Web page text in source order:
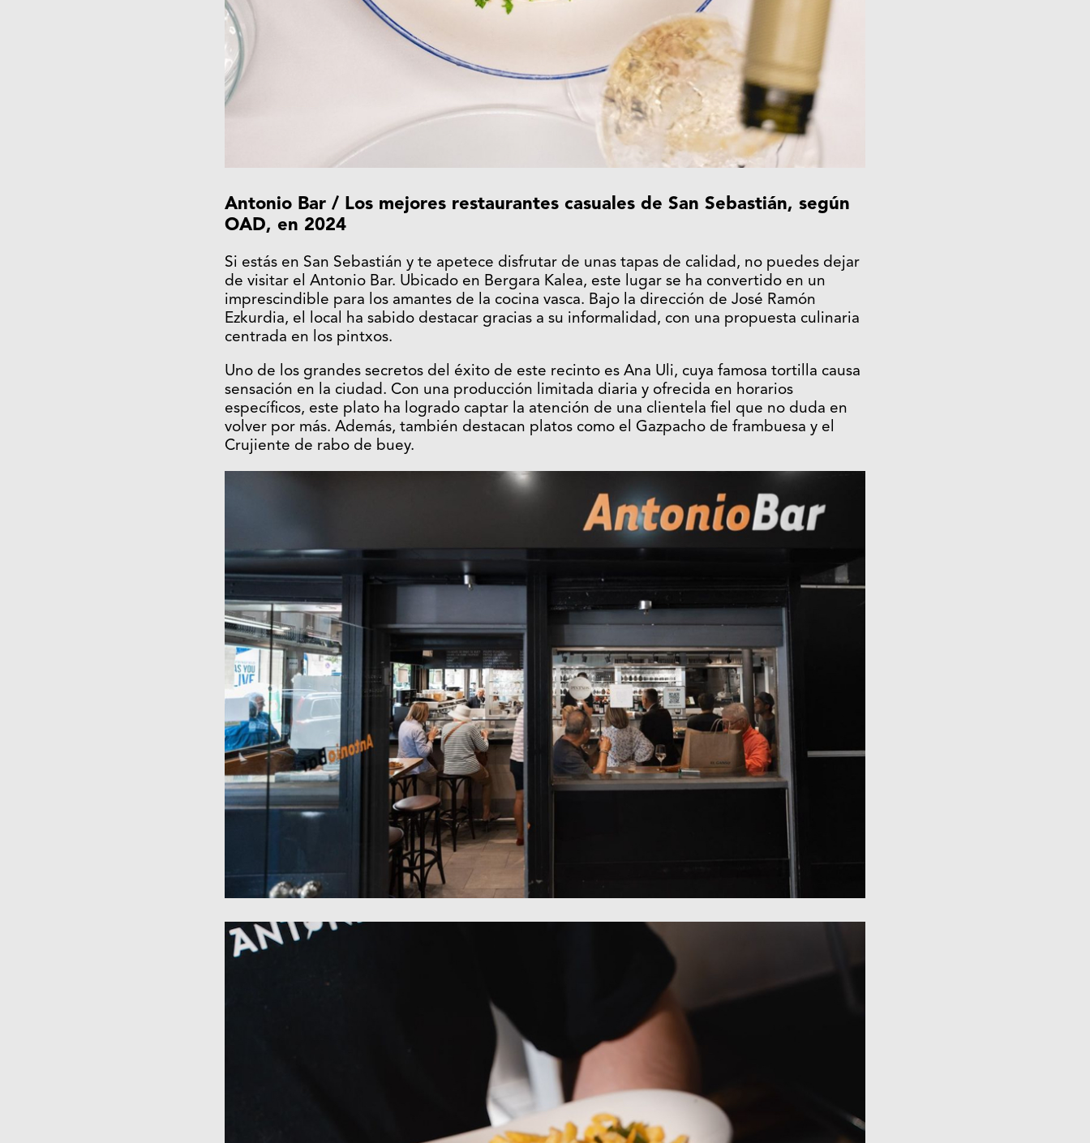
Antonio Bar / Los mejores restaurantes casuales de San Sebastián, según
OAD, en 2024
Si estás en San Sebastián y te apetece disfrutar de unas tapas de calidad, no puedes dejar
de visitar el Antonio Bar. Ubicado en Bergara Kalea, este lugar se ha convertido en un
imprescindible para los amantes de la cocina vasca. Bajo la dirección de José Ramón
Ezkurdia, el local ha sabido destacar gracias a su informalidad, con una propuesta culinaria
centrada en los pintxos.
Uno de los grandes secretos del éxito de este recinto es Ana Uli, cuya famosa tortilla causa
sensación en la ciudad. Con una producción limitada diaria y ofrecida en horarios
específicos, este plato ha logrado captar la atención de una clientela fiel que no duda en
volver por más. Además, también destacan platos como el Gazpacho de frambuesa y el
Crujiente de rabo de buey.